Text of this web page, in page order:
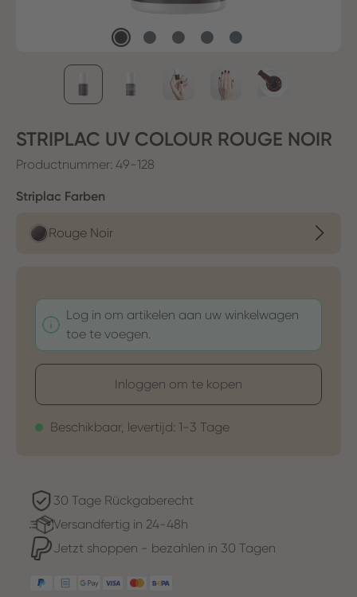
STRIPLAC UV COLOUR ROUGE NOIR
Productnummer: 49-128
Selecteer
Striplac Farben
Rouge Noir
Log in om artikelen aan uw winkelwagen
toe te voegen.
Inloggen om te kopen
Beschikbaar, levertijd: 1-3 Tage
30 Tage Rückgaberecht
Versandfertig in 24-48h
Jetzt shoppen - bezahlen in 30 Tagen